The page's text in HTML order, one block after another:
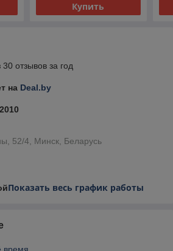
Купить
отзывов за год
на Deal.by
52/4, Минск, Беларусь
Показать весь график работы